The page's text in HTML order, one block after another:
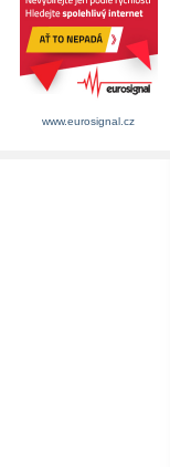
www.eurosignal.cz